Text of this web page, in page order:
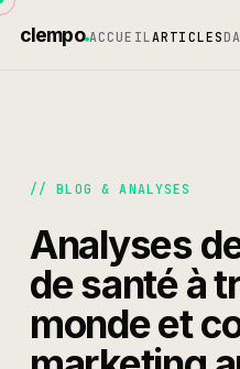
clempo ACCUEIL ARTICLES
//BLOG & ANALYSES
Analyses
de santé à
monde et